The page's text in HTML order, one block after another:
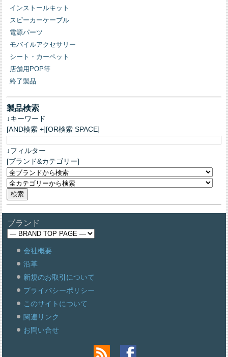
インストールキット
スピーカーケーブル
電源パーツ
モバイルアクセサリー
シート・カーペット
店舗用POP等
終了製品
製品検索
↓キーワード
[AND検索 +][OR検索 SPACE]
↓フィルター
[ブランド&カテゴリー]
ブランド
会社概要
沿革
新規のお取引について
プライバシーポリシー
このサイトについて
関連リンク
お問い合せ